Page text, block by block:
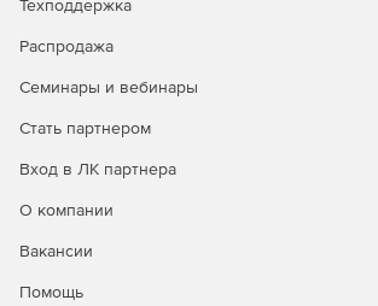
Outlook;
плагинов (Kaspersky и другие).
Средства совместной работы:
Персональные файловые хранилища
Техподдержка
Распродажа
Семинары и вебинары
Стать партнером
Вход в ЛК партнера
О компании
Вакансии
Помощь